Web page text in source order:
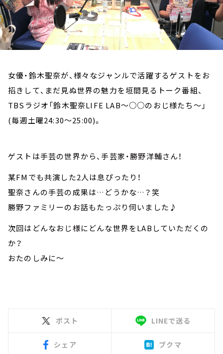
女優・鈴木聖奈が、様々なジャンルで活躍するゲストをお
招きして、まだ見ぬ世界の魅力を垣間見るトーク番組、
TBSラジオ「鈴木聖奈LIFE LAB～○○のおじ様たち～」
(毎週土曜24:30～25:00)。
ゲストは手芸の世界から、手芸家・勝野洋輔さん！
某FMでも共演した2人は息ぴったり！
聖奈さんの手芸の成果は…どうかな…？笑
勝野ファミリーのお話もたっぷり伺いました♪
次回はどんなおじ様にどんな世界をLABしていただくの
か？
おたのしみに～
ポスト LINEで送る
シェア ブクマ